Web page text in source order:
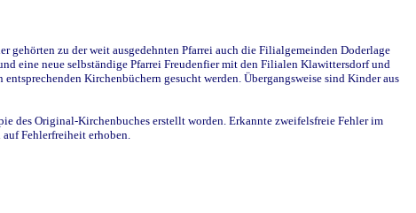
zu der weit ausgedehnten Pfarrei auch die Filialgemeinden Doderlage
eine neue selbständige Pfarrei Freudenfier mit den Filialen Klawittersdorf und
Kirchenbüchern gesucht werden. Übergangsweise sind Kinder aus
des Original-Kirchenbuches erstellt worden. Erkannte zweifelsfreie Fehler im
Fehlerfreiheit erhoben.